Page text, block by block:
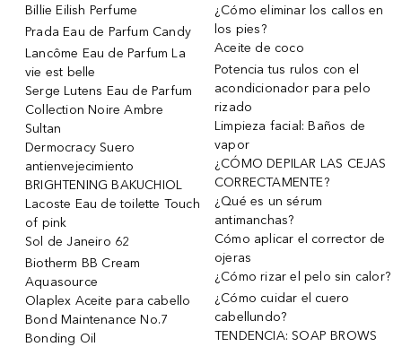
Billie Eilish Perfume
Prada Eau de Parfum Candy
Lancôme Eau de Parfum La
vie est belle
Serge Lutens Eau de Parfum
Collection Noire Ambre
Sultan
Dermocracy Suero
antienvejecimiento
BRIGHTENING BAKUCHIOL
Lacoste Eau de toilette Touch
of pink
Sol de Janeiro 62
Biotherm BB Cream
Aquasource
Olaplex Aceite para cabello
Bond Maintenance No.7
Bonding Oil
¿Cómo eliminar los callos en
los pies?
Aceite de coco
Potencia tus rulos con el
acondicionador para pelo
rizado
Limpieza facial: Baños de
vapor
¿CÓMO DEPILAR LAS CEJAS
CORRECTAMENTE?
¿Qué es un sérum
antimanchas?
Cómo aplicar el corrector de
ojeras
¿Cómo rizar el pelo sin calor?
¿Cómo cuidar el cuero
cabellundo?
TENDENCIA: SOAP BROWS